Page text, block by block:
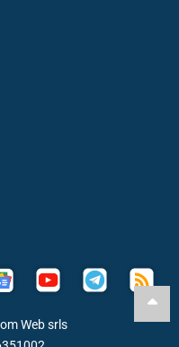
Web srls